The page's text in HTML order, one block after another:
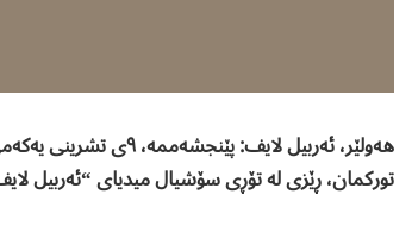
تورکمان، ڕێزی لە تۆڕی سۆشیال میدیای “ئەربیل